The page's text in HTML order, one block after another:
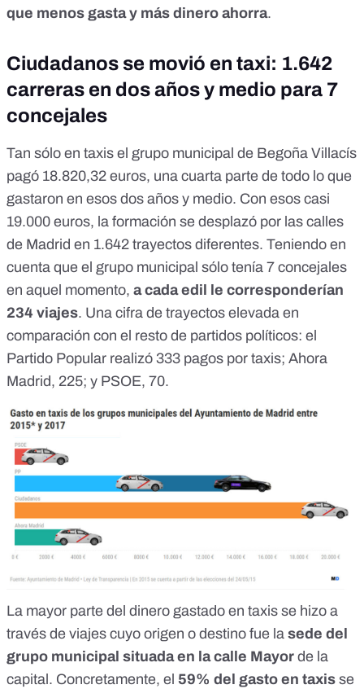
que menos gasta y más dinero ahorra.
Ciudadanos se movió en taxi: 1.642
carreras en dos años y medio para 7
concejales
Tan sólo en taxis el grupo municipal de Begoña Villacís
pagó 18.820,32 euros, una cuarta parte de todo lo que
gastaron en esos dos años y medio. Con esos casi
19.000 euros, la formación se desplazó por las calles
de Madrid en 1.642 trayectos diferentes. Teniendo en
cuenta que el grupo municipal sólo tenía 7 concejales
en aquel momento, a cada edil le corresponderían
234 viajes. Una cifra de trayectos elevada en
comparación con el resto de partidos políticos: el
Partido Popular realizó 333 pagos por taxis; Ahora
Madrid, 225; y PSOE, 70.
La mayor parte del dinero gastado en taxis se hizo a
través de viajes cuyo origen o destino fue la sede del
grupo municipal situada en la calle Mayor de la
capital. Concretamente, el 59% del gasto en taxis se